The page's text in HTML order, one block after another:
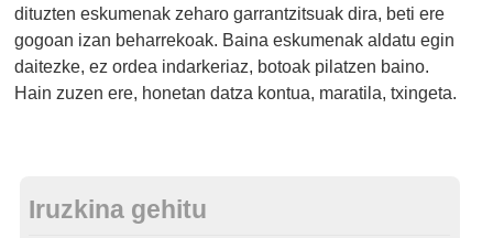
dituzten eskumenak zeharo garrantzitsuak dira, beti ere
gogoan izan beharrekoak. Baina eskumenak aldatu egin
daitezke, ez ordea indarkeriaz, botoak pilatzen baino.
Hain zuzen ere, honetan datza kontua, maratila, txingeta.
Iruzkina gehitu